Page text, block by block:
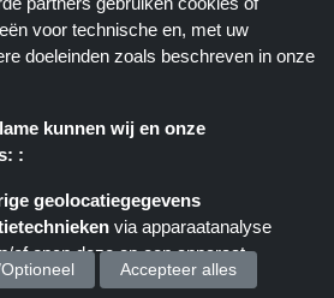
kortingop HoneycombGeldig
voor technische en, met uw
doeleinden zoals beschreven in onze
kunnen wij en onze
:
geolocatiegegevens
via apparaatanalyse
of open deze op een apparaat
Accepteer alles